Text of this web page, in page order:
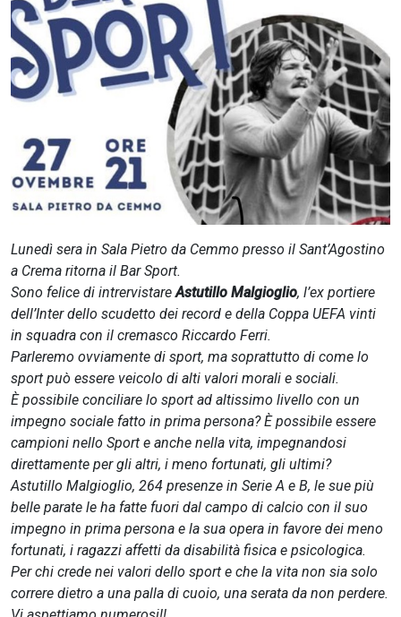
Lunedì sera in Sala Pietro da Cemmo presso il Sant’Agostino
a Crema ritorna il Bar Sport.
Sono felice di intrervistareAstutillo Malgioglio, l’ex portiere
dell’Inter dello scudetto dei record e della Coppa UEFA vinti
in squadra con il cremasco Riccardo Ferri.
Parleremo ovviamente di sport, ma soprattutto di come lo
sport può essere veicolo di alti valori morali e sociali.
È possibile conciliare lo sport ad altissimo livello con un
impegno sociale fatto in prima persona? È possibile essere
campioni nello Sport e anche nella vita, impegnandosi
direttamente per gli altri, i meno fortunati, gli ultimi?
Astutillo Malgioglio, 264 presenze in Serie A e B, le sue più
belle parate le ha fatte fuori dal campo di calcio con il suo
impegno in prima persona e la sua opera in favore dei meno
fortunati, i ragazzi affetti da disabilità fisica e psicologica.
Per chi crede nei valori dello sport e che la vita non sia solo
correre dietro a una palla di cuoio, una serata da non perdere.